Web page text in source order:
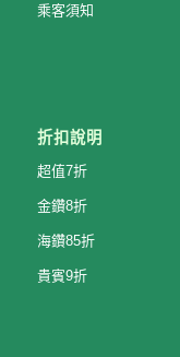
乘客須知
折扣說明
超值7折
金鑽8折
海鑽85折
貴賓9折